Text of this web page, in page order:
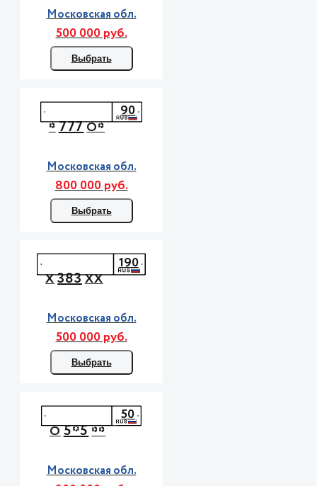
Московская обл.
500 000 руб.
Выбрать
*777О*
90
Московская обл.
800 000 руб.
Выбрать
Х383ХХ
190
Московская обл.
500 000 руб.
Выбрать
О5*5**
50
Московская обл.